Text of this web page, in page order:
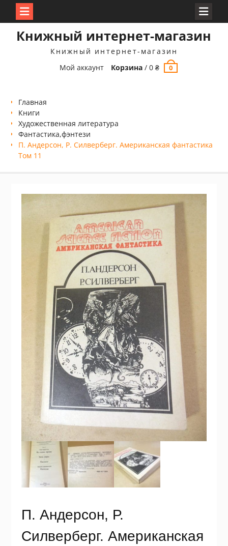
Книжный интернет-магазин
Книжный интернет-магазин
Мой аккаунт
Корзина /0₴ 0
Главная
Книги
Xудожественная литература
Фантастика,фэнтези
П. Андерсон, Р. Силверберг. Американская фантастика
Том 11
П. Андерсон, Р.
Силверберг. Американская